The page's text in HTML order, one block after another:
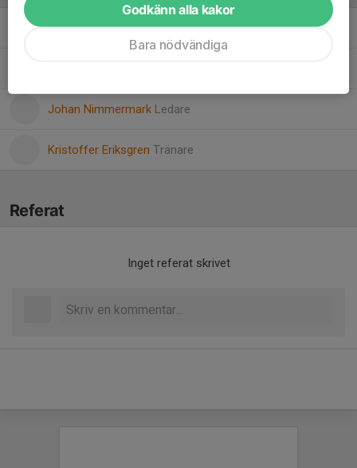
Jakob Pohorely WeimersHuvudtränare
Johan Nimmermark Ledare
Kristoffer Eriksgren Tränare
Referat
Inget referat skrivet
Godkänn alla kakor
Bara nödvändiga